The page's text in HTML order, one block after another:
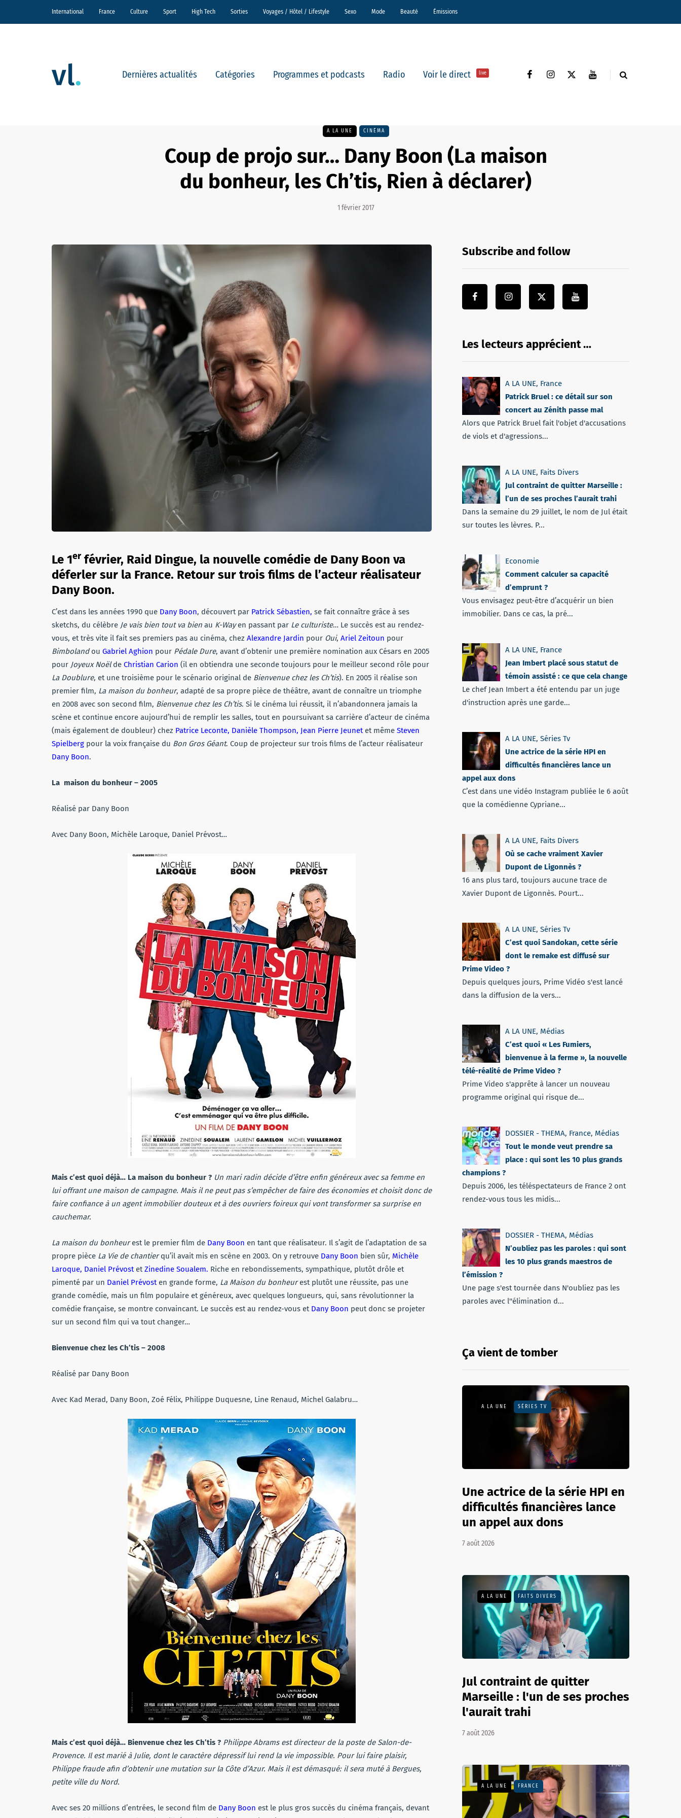
International France Culture Sport High Tech Sorties Voyages / Hôtel / Lifestyle Sexo Mode Beauté Émissions
Dernières actualités Catégories Programmes et podcasts Radio Voir le direct live
A LA UNE CINÉMA
Coup de projo sur… Dany Boon (La maison
du bonheur, les Ch’tis, Rien à déclarer)
1 février 2017
Le 1erfévrier, Raid Dingue, la nouvelle comédie de Dany Boon va
déferler sur la France. Retour sur trois films de l’acteur réalisateur
Dany Boon.
C’est dans les années 1990 que Dany Boon, découvert par Patrick Sébastien, se fait connaître grâce à ses
sketchs, du célèbre Je vais bien tout va bien au K-Wayen passant par Le culturiste… Le succès est au rendez-
vous, et très vite il fait ses premiers pas au cinéma, chez Alexandre Jardin pour Oui, Ariel Zeitoun pour
Bimbolandou Gabriel Aghion pour Pédale Dure, avant d’obtenir une première nomination aux Césars en 2005
pour Joyeux Noëlde Christian Carion (il en obtiendra une seconde toujours pour le meilleur second rôle pour
La Doublure, et une troisième pour le scénario original de Bienvenue chez les Ch’tis). En 2005 il réalise son
premier film, La maison du bonheur, adapté de sa propre pièce de théâtre, avant de connaître un triomphe
en 2008 avec son second film, Bienvenue chez les Ch’tis. Si le cinéma lui réussit, il n’abandonnera jamais la
scène et continue encore aujourd’hui de remplir les salles, tout en poursuivant sa carrière d’acteur de cinéma
(mais également de doubleur) chez Patrice Leconte, Danièle Thompson, Jean Pierre Jeunetet même Steven
Spielberg pour la voix française du Bon Gros Géant. Coup de projecteur sur trois films de l’acteur réalisateur
Dany Boon.
La maison du bonheur – 2005
Réalisé par Dany Boon
Avec Dany Boon, Michèle Laroque, Daniel Prévost…
Mais c’est quoi déjà… La maison du bonheur ? Un mari radin décide d’être enfin généreux avec sa femme en
lui offrant une maison de campagne. Mais il ne peut pas s’empêcher de faire des économies et choisit donc de
faire confiance à un agent immobilier douteux et à des ouvriers foireux qui vont transformer sa surprise en
cauchemar.
La maison du bonheurest le premier film de Dany Boon en tant que réalisateur. Il s’agit de l’adaptation de sa
propre pièce La Vie de chantierqu’il avait mis en scène en 2003. On y retrouve Dany Boon bien sûr, Michèle
Laroque, Daniel PrévostetZinedine Soualem. Riche en rebondissements, sympathique, plutôt drôle et
pimenté par un Daniel Prévosten grande forme, La Maison du bonheurest plutôt une réussite, pas une
grande comédie, mais un film populaire et généreux, avec quelques longueurs, qui, sans révolutionner la
comédie française, se montre convaincant. Le succès est au rendez-vous et Dany Boon peut donc se projeter
sur un second film qui va tout changer…
Bienvenue chez les Ch’tis – 2008
Réalisé par Dany Boon
Avec Kad Merad, Dany Boon, Zoé Félix, Philippe Duquesne, Line Renaud, Michel Galabru…
Mais c’est quoi déjà… Bienvenue chez les Ch’tis ? Philippe Abrams est directeur de la poste de Salon-de-
Provence. Il est marié à Julie, dont le caractère dépressif lui rend la vie impossible. Pour lui faire plaisir,
Philippe fraude afin d’obtenir une mutation sur la Côte d’Azur. Mais il est démasqué: il sera muté à Bergues,
petite ville du Nord.
Avec ses 20 millions d’entrées, le second film de Dany Boon est le plus gros succès du cinéma français, devant
Subscribe and follow
Les lecteurs apprécient …
A LA UNE, France
Patrick Bruel : ce détail sur son
concert au Zénith passe mal
Alors que Patrick Bruel fait l'objet d'accusations
de viols et d'agressions...
A LA UNE, Faits Divers
Jul contraint de quitter Marseille :
l’un de ses proches l’aurait trahi
Dans la semaine du 29 juillet, le nom de Jul était
sur toutes les lèvres. P...
Economie
Comment calculer sa capacité
d’emprunt ?
Vous envisagez peut-être d’acquérir un bien
immobilier. Dans ce cas, la pré...
A LA UNE, France
Jean Imbert placé sous statut de
témoin assisté : ce que cela change
Le chef Jean Imbert a été entendu par un juge
d'instruction après une garde...
A LA UNE, Séries Tv
Une actrice de la série HPI en
difficultés financières lance un
appel aux dons
C’est dans une vidéo Instagram publiée le 6 août
que la comédienne Cypriane...
A LA UNE, Faits Divers
Où se cache vraiment Xavier
Dupont de Ligonnès ?
16 ans plus tard, toujours aucune trace de
Xavier Dupont de Ligonnès. Pourt...
A LA UNE, Séries Tv
C’est quoi Sandokan, cette série
dont le remake est diffusé sur
Prime Video ?
Depuis quelques jours, Prime Vidéo s'est lancé
dans la diffusion de la vers...
A LA UNE, Médias
C’est quoi « Les Fumiers,
bienvenue à la ferme », la nouvelle
télé-réalité de Prime Video ?
Prime Video s'apprête à lancer un nouveau
programme original qui risque de...
DOSSIER - THEMA, France, Médias
Tout le monde veut prendre sa
place : qui sont les 10 plus grands
champions ?
Depuis 2006, les téléspectateurs de France 2 ont
rendez-vous tous les midis...
DOSSIER - THEMA, Médias
N’oubliez pas les paroles : qui sont
les 10 plus grands maestros de
l’émission ?
Une page s'est tournée dans N'oubliez pas les
paroles avec l''élimination d...
Ça vient de tomber
A LA UNE SÉRIES TV
Une actrice de la série HPI en
difficultés financières lance
un appel aux dons
7 août 2026
A LA UNE FAITS DIVERS
Jul contraint de quitter
Marseille : l'un de ses proches
l'aurait trahi
7 août 2026
A LA UNE FRANCE